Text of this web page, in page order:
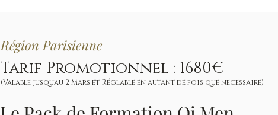
Région Parisienne
Tarif Promotionnel : 1680€
(Valable jusqu'au 2 Mars et Réglable en autant de fois que necessaire)